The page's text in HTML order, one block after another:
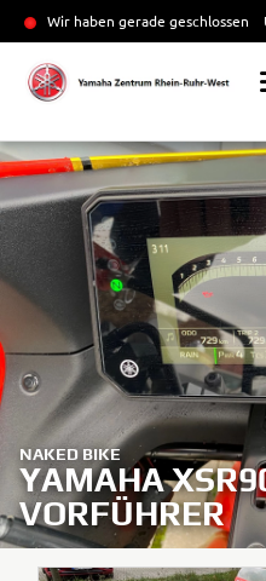
Wir haben gerade geschlossen
NAKED BIKE
YAMAHA
VORFÜHRER